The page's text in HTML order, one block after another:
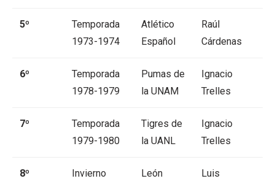
5º
Temporada
1973-1974
Atlético
Español
Raúl
Cárdenas
6º
Temporada
1978-1979
Pumas de
la UNAM
Ignacio
Trelles
7º
Temporada
1979-1980
Tigres de
la UANL
Ignacio
Trelles
8º
Invierno
León
Luis